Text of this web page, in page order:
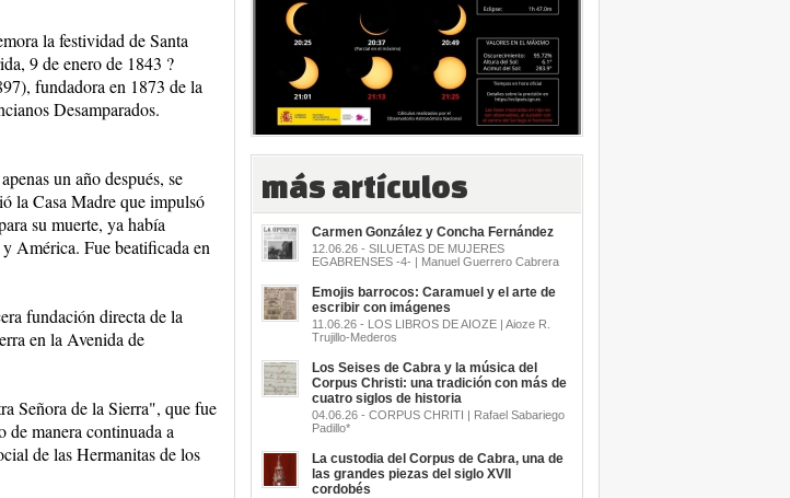
la festividad de Santa
9 de enero de 1843 ?
fundadora en 1873 de la
Desamparados.
un año después, se
la Casa Madre que impulsó
su muerte, ya había
América. Fue beatificada en
fundación directa de la
en la Avenida de
Señora de la Sierra", que fue
de manera continuada a
de las Hermanitas de los
más artículos
Carmen González y Concha Fernández
12.06.26 - SILUETAS DE MUJERES
EGABRENSES -4- | Manuel Guerrero Cabrera
Emojis barrocos: Caramuel y el arte de
escribir con imágenes
11.06.26 - LOS LIBROS DE AIOZE | Aioze R.
Trujillo-Mederos
Los Seises de Cabra y la música del
Corpus Christi: una tradición con más de
cuatro siglos de historia
04.06.26 - CORPUS CHRITI | Rafael Sabariego
Padillo*
La custodia del Corpus de Cabra, una de
las grandes piezas del siglo XVII
cordobés